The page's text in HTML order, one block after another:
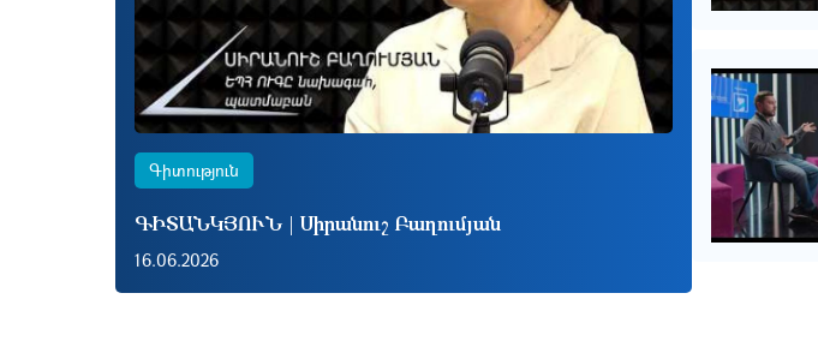
Գիտություն
ԳԻՏԱՆԿՅՈՒՆ | Սիրանուշ Բաղումյան
16.06.2026